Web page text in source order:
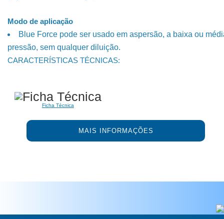
Modo de aplicação
Blue Force pode ser usado em aspersão, a baixa ou
pressão, sem qualquer diluição.
CARACTERÍSTICAS TÉCNICAS:
Ficha Técnica
MAIS INFORMAÇÕES